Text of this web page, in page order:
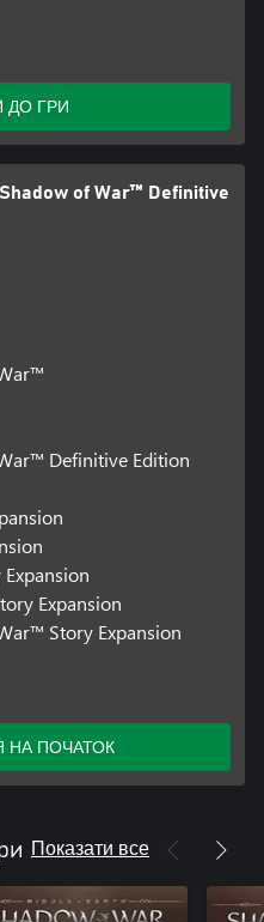
ДО ГРИ
of War™ Definitive
Definitive Edition
Expansion
Story Expansion
НА ПОЧАТОК
Показати все